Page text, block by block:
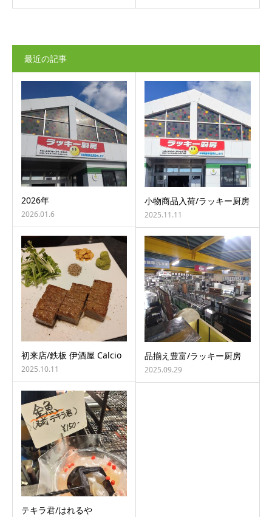
最近の記事
2026年
2026.01.6
小物商品入荷/ラッキー厨房
2025.11.11
初来店/鉄板 伊酒屋 Calcio
2025.10.11
品揃え豊富/ラッキー厨房
2025.09.29
テキラ君/はれるや